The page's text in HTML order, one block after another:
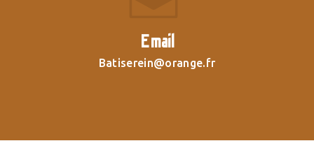
Email
batiserein@orange.fr